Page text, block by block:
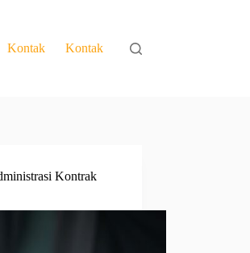
Kontak Kontak
Kontrak